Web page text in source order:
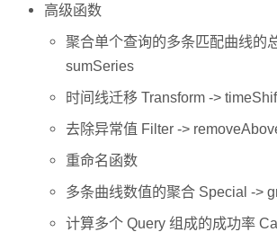
高级函数
聚合单个查询的多条匹配曲线的
sumSeries
时间线迁移 Transform ->
去除异常值 Filter ->
重命名函数
多条曲线数值的聚合 Special ->
计算多个 Query 组成的成功率